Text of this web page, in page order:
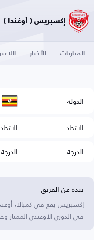
إكسبريس ( أوغندا )
المباريات الأخبار
الدولة
الاتحاد
الدرجة
نبذة عن الفريق
في الدوري الأوغندي الممتاز